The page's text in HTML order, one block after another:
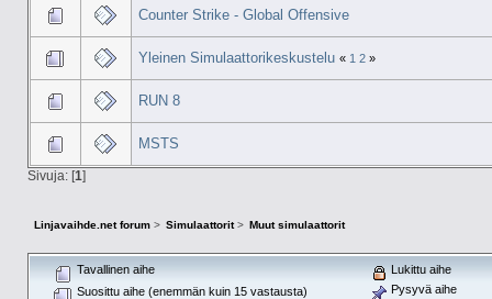
Counter Strike - Global Offensive
Yleinen Simulaattorikeskustelu « 1 2»
RUN 8
MSTS
Sivuja: [1]
Linjavaihde.net forum> Simulaattorit> Muut simulaattorit
Tavallinen aihe
Suosittu aihe (enemmän kuin 15 vastausta)
Lukittu aihe
Pysyvä aihe